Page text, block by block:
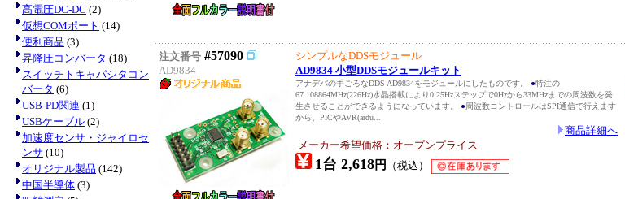
高電圧DC-DC (2)
仮想COMポート (14)
便利商品 (3)
昇降圧コンバータ (18)
スイッチトキャパシタコン
バータ (6)
USB-PD関連 (1)
USBケーブル (2)
加速度センサ・ジャイロセ
ンサ (10)
オリジナル製品 (142)
中国半導体 (3)
注文番号 #57090
AD9834
シンプルなDDSモジュール
AD9834 小型DDSモジュールキット
アナデバの手ごろなDDS AD9834をモジュールにしたものです。 ●特注の
67.108864MHz(226Hz)水晶搭載により0.25Hzステップで0Hzから33MHzまでの周波数を発
生させることができるようになっています。 ● 周波数コントロールはSPI通信で行えます
から、PICやAVR(ardu...
商品詳細へ
メーカー希望価格：オープンプライス
1台 2,618円 （税込）